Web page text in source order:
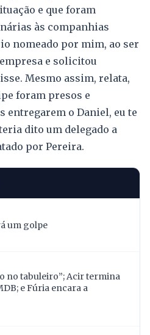
e que foram
às companhias
nomeado por mim, ao ser
e solicitou
Mesmo assim, relata,
foram presos e
entregarem o Daniel, eu te
dito um delegado a
por Pereira.
um golpe
no tabuleiro”; Acir termina
e Fúria encara a